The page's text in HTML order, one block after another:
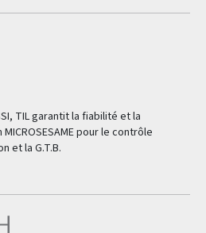
TIL garantit la fiabilité et la
pour le contrôle
et la G.T.B.